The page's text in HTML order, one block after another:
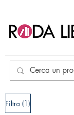
Filtra (1)